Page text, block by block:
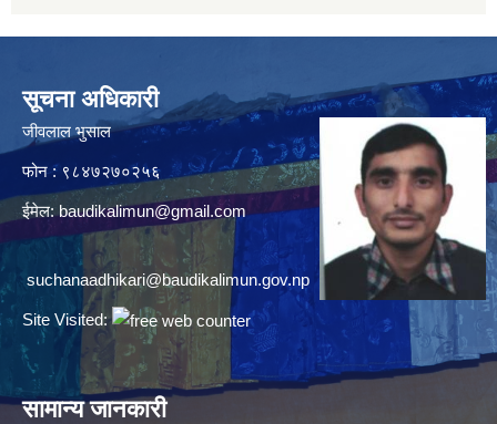
सूचना अधिकारी
जीवलाल भुसाल
फोन : ९८४७२७०२५६
ईमेल: baudikalimun@gmail.com
suchanaadhikari@baudikalimun.gov.np
Site Visited:
सामान्य जानकारी